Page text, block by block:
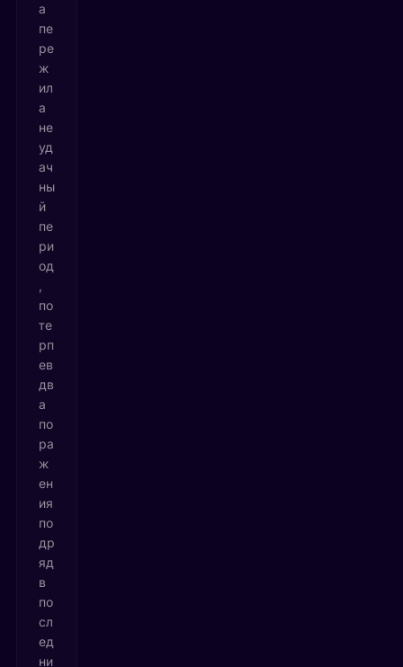
а
пе
ре
ж
ил
а
не
уд
ач
ны
й
пе
ри
од
по
те
рп
ев
дв
а
по
ра
ж
ен
ия
по
др
яд
в
по
сл
ед
ни